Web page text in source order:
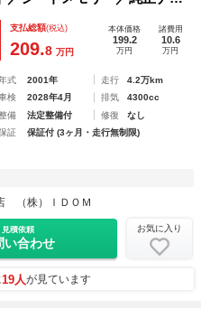
ロール／シートヒーター／
支払総額(税込)
209.8 万円
本体価格
199.2
万円
諸費用
10.6
万円
式 2001年 走行
4.2万km
検
2028年4月 排気
4300cc
備
法定整備付 修復
なし
証
保証付 (3ヶ月・走行無制限)
（株）ＩＤＯＭ
見積依頼
い合わせ
お気に入り
19人が見ています